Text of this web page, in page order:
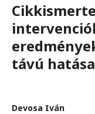
távú
Devosa Iván